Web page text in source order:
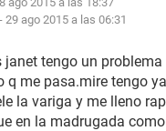
- 29 ago 2015 a las 06:31
janet tengo un
q me pasa.mire tengo
la variga y me lleno
en la madrugada